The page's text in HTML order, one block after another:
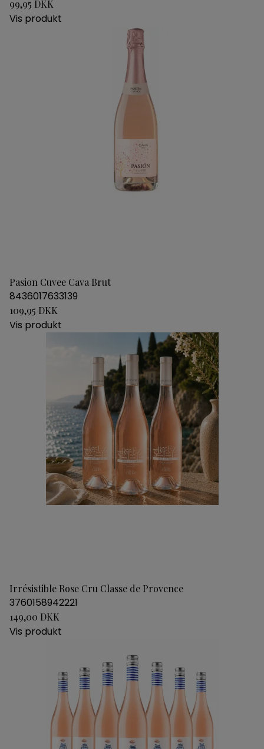
99,95 DKK
Vis produkt
Pasion Cuvee Cava Brut
8436017633139
109,95 DKK
Vis produkt
Irrésistible Rose Cru Classe de Provence
3760158942221
149,00 DKK
Vis produkt